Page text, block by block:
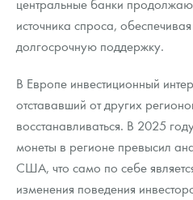
центральные банки
источника спроса,
долгосрочную поддержку.
В Европе инвестиционный
отстававший от других
восстанавливаться. В 2025
монеты в регионе превысил
США, что само по себе
изменения поведения